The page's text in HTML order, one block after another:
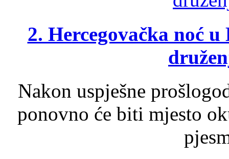
2. Hercegovačka noć
Nakon uspješne
ponovno će biti mjesto